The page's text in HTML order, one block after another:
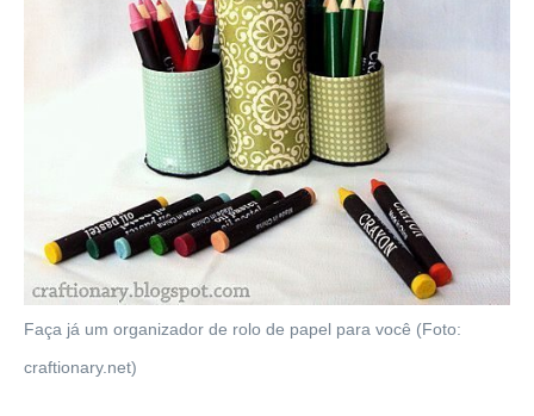
Faça já um organizador de rolo de papel para você (Foto:
craftionary.net)